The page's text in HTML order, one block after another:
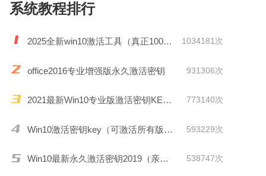
系统教程排行
2025全新win10激活工具（真正100%激活） 1034181次
office2016专业增强版永久激活密钥 931306次
2021最新Win10专业版激活密钥KEY推荐 773140次
Win10激活密钥key（可激活所有版本） 593229次
Win10最新永久激活密钥2019（亲测有效） 538747次